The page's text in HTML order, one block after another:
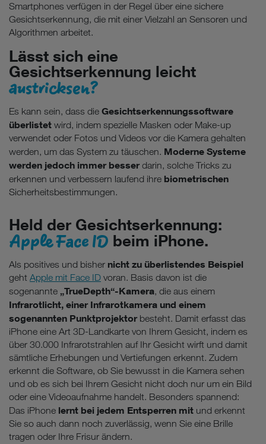
Smartphones verfügen in der Regel über eine sichere
Gesichtserkennung, die mit einer Vielzahl an Sensoren und
Algorithmen arbeitet.
Lässt sich eine
Gesichtserkennung leicht
austricksen?
Es kann sein, dass die Gesichtserkennungssoftware
überlistet wird, indem spezielle Masken oder Make-up
verwendet oder Fotos und Videos vor die Kamera gehalten
werden, um das System zu täuschen. Moderne Systeme
werden jedoch immer besser darin, solche Tricks zu
erkennen und verbessern laufend ihre biometrischen
Sicherheitsbestimmungen.
Held der Gesichtserkennung:
Apple Face ID beim iPhone.
Als positives und bisher nicht zu überlistendes Beispiel
geht Apple mit Face ID voran. Basis davon ist die
sogenannte „TrueDepth“-Kamera, die aus einem
Infrarotlicht, einer Infrarotkamera und einem
sogenannten Punktprojektor besteht. Damit erfasst das
iPhone eine Art 3D-Landkarte von Ihrem Gesicht, indem es
über 30.000 Infrarotstrahlen auf Ihr Gesicht wirft und damit
sämtliche Erhebungen und Vertiefungen erkennt. Zudem
erkennt die Software, ob Sie bewusst in die Kamera sehen
und ob es sich bei Ihrem Gesicht nicht doch nur um ein Bild
oder eine Videoaufnahme handelt. Besonders spannend:
Das iPhone lernt bei jedem Entsperren mit und erkennt
Sie so auch dann noch zuverlässig, wenn Sie eine Brille
tragen oder Ihre Frisur ändern.